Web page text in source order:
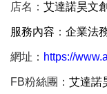
店名： 艾達諾昊文
服務內容 ： 企業法
網址： https://
FB粉絲團： 艾達諾